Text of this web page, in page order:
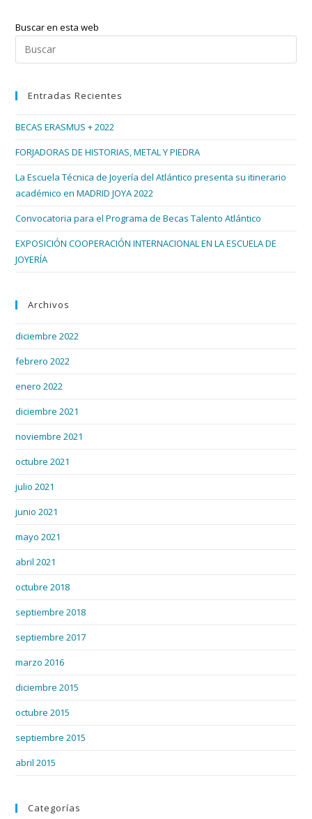
De
T.
Del
Buscar en esta web
Entradas Recientes
BECAS ERASMUS + 2022
FORJADORAS DE HISTORIAS, METAL Y PIEDRA
La Escuela Técnica de Joyería del Atlántico presenta su itinerario
académico en MADRID JOYA 2022
Convocatoria para el Programa de Becas Talento Atlántico
EXPOSICIÓN COOPERACIÓN INTERNACIONAL EN LA ESCUELA DE
JOYERÍA
Archivos
diciembre 2022
febrero 2022
enero 2022
diciembre 2021
noviembre 2021
octubre 2021
julio 2021
junio 2021
mayo 2021
abril 2021
octubre 2018
septiembre 2018
septiembre 2017
marzo 2016
diciembre 2015
octubre 2015
septiembre 2015
abril 2015
Categorías